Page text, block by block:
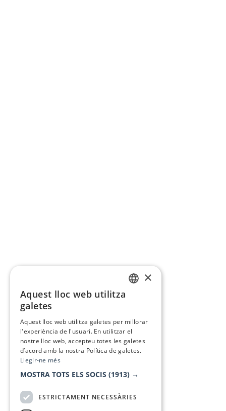
×
Aquest lloc web utilitza
galetes
Aquest lloc web utilitza galetes per millorar
l'experiència de l'usuari. En utilitzar el
nostre lloc web, accepteu totes les galetes
d’acord amb la nostra Política de galetes.
Llegir-ne més
MOSTRA TOTS ELS SOCIS (1913) →
ESTRICTAMENT NECESSÀRIES